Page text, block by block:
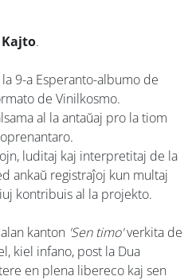
Kajto.
la 9-a Esperanto-albumo de
de Vinilkosmo.
al la antaŭaj pro la tiom
luditaj kaj interpretitaj de la
ankaŭ registraĵoj kun multaj
kontribuis al la projekto.
kanton 'Sen timo'verkita de
kiel infano, post la Dua
en plena libereco kaj sen